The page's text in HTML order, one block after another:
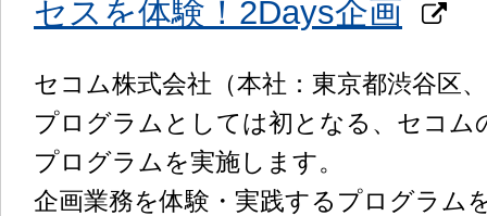
セスを体験！2Days企画
セコム株式会社（本社：東京都渋谷区
プログラムとしては初となる、セコ
プログラムを実施します。
企画業務を体験・実践するプログラム